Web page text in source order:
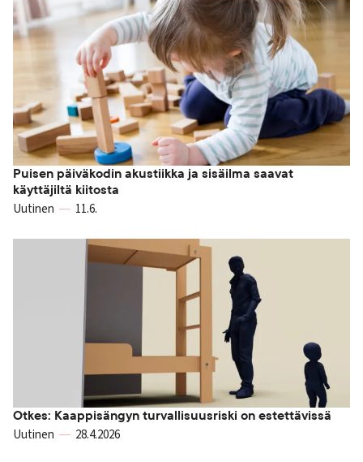
Puisen päiväkodin akustiikka ja sisäilma saavat
käyttäjiltä kiitosta
Uutinen 11.6.
Otkes: Kaappisängyn turvallisuusriski on estettävissä
Uutinen 28.4.2026